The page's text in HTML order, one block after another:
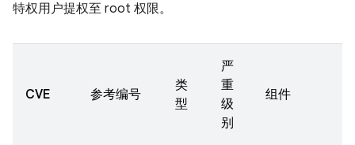
特权用户提权至 root 权限。
CVE 参考编号
类
型
严
重
级
别
组件